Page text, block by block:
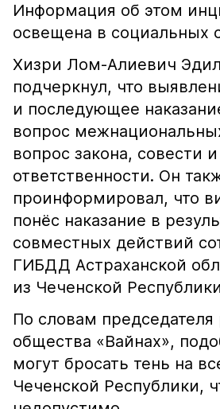
Информация об этом
освещена в социальных
Хизри Лом-Алиевич
подчеркнул, что
и последующее
вопрос
вопрос закона, совести
ответственности. Он
проинформировал, что
понёс наказание в
совместных действий
ГИБДД Астраханской
из Чеченской
По словам председателя
общества «Вайнах»,
могут бросать тень на
Чеченской Республики,